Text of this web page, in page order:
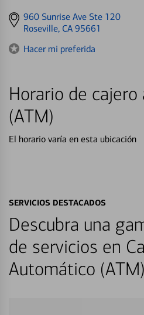
Get
directions
960 Sunrise Ave Ste 120
Roseville, CA 95661
Hacer mi preferida
Horario de
(ATM)
El horario varía en esta ubicación
SERVICIOS DESTACADOS
Descubra una
de servicios en
Automático (ATM)